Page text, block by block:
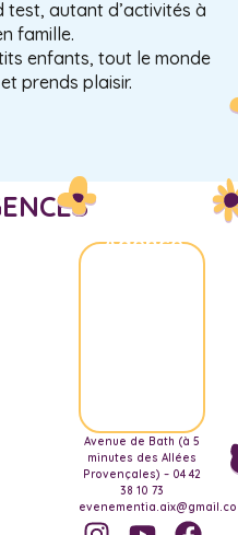
test, autant d’activités à
famille.
enfants, tout le monde
prends plaisir.
Agence
Avenue de Bath (à 5
minutes des Allées
Provençales) – 04 42
38 10 73